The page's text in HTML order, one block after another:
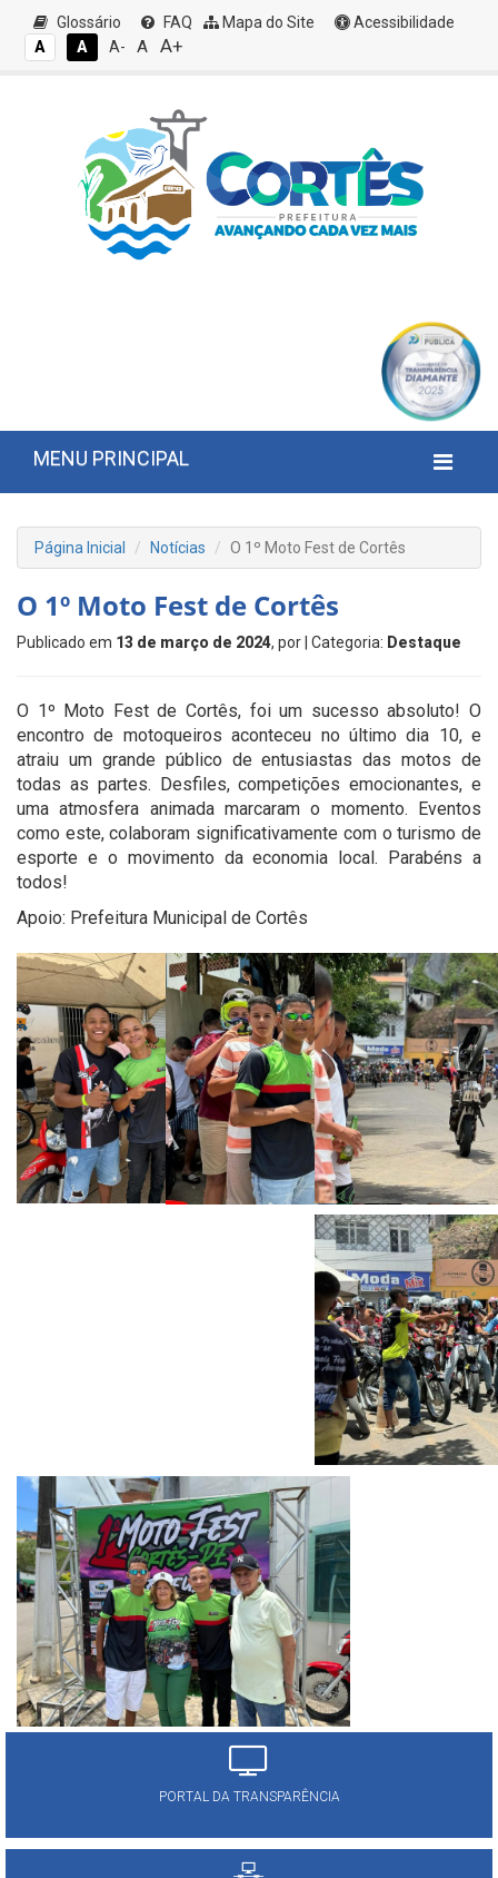
Glossário FAQ Mapa do Site
Acessibilidade
A
A A- A A+
MENU PRINCIPAL
Página Inicial Notícias O 1º Moto Fest de Cortês
O 1º Moto Fest de Cortês
Publicado em 13 de março de 2024, por | Categoria: Destaque
O 1º Moto Fest de Cortês, foi um sucesso absoluto! O
encontro de motoqueiros aconteceu no último dia 10, e
atraiu um grande público de entusiastas das motos de
todas as partes. Desfiles, competições emocionantes, e
uma atmosfera animada marcaram o momento. Eventos
como este, colaboram significativamente com o turismo de
esporte e o movimento da economia local. Parabéns a
todos!
Apoio: Prefeitura Municipal de Cortês
PORTAL DA TRANSPARÊNCIA